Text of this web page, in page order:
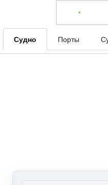
Судно Порты